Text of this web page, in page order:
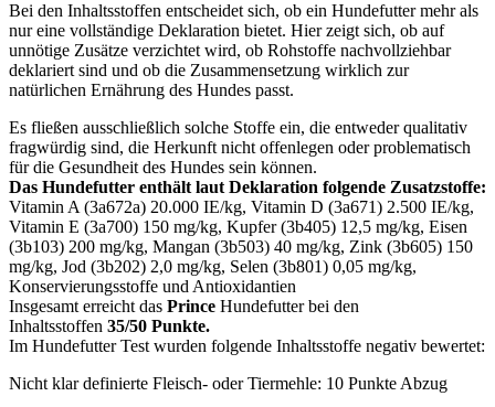
Bei den Inhaltsstoffen entscheidet sich, ob ein Hundefutter mehr als
nur eine vollständige Deklaration bietet. Hier zeigt sich, ob auf
unnötige Zusätze verzichtet wird, ob Rohstoffe nachvollziehbar
deklariert sind und ob die Zusammensetzung wirklich zur
natürlichen Ernährung des Hundes passt.
Es fließen ausschließlich solche Stoffe ein, die entweder qualitativ
fragwürdig sind, die Herkunft nicht offenlegen oder problematisch
für die Gesundheit des Hundes sein können.
Das Hundefutter enthält laut Deklaration folgende Zusatzstoffe:
Vitamin A (3a672a) 20.000 IE/kg, Vitamin D (3a671) 2.500 IE/kg,
Vitamin E (3a700) 150 mg/kg, Kupfer (3b405) 12,5 mg/kg, Eisen
(3b103) 200 mg/kg, Mangan (3b503) 40 mg/kg, Zink (3b605) 150
mg/kg, Jod (3b202) 2,0 mg/kg, Selen (3b801) 0,05 mg/kg,
Konservierungsstoffe und Antioxidantien
Insgesamt erreicht das Prince Hundefutter bei den
Inhaltsstoffen 35/50 Punkte.
Im Hundefutter Test wurden folgende Inhaltsstoffe negativ bewertet:
Nicht klar definierte Fleisch- oder Tiermehle: 10 Punkte Abzug